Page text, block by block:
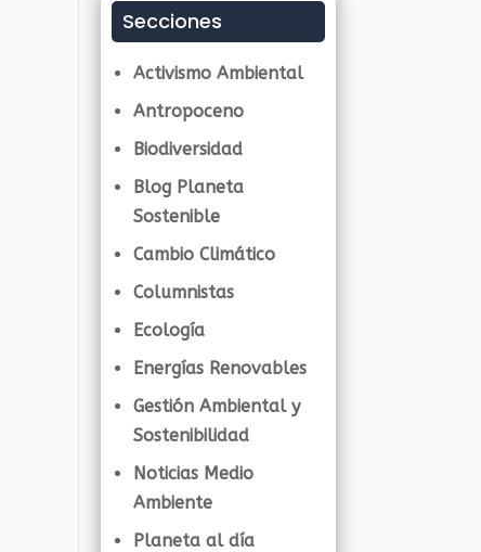
Secciones
Activismo Ambiental
Antropoceno
Biodiversidad
Blog Planeta
Sostenible
Cambio Climático
Columnistas
Ecología
Energías Renovables
Gestión Ambiental y
Sostenibilidad
Noticias Medio
Ambiente
Planeta al día